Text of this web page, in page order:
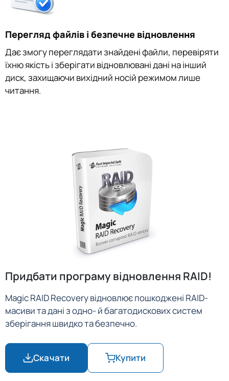
Перегляд файлів і безпечне відновлення
Дає змогу переглядати знайдені файли, перевіряти
їхню якість і зберігати відновлювані дані на інший
диск, захищаючи вихідний носій режимом лише
читання.
Придбати програму відновлення RAID!
Magic RAID Recovery відновлює пошкоджені RAID-
масиви та дані з одно- й багатодискових систем
зберігання швидко та безпечно.
Скачати Купити